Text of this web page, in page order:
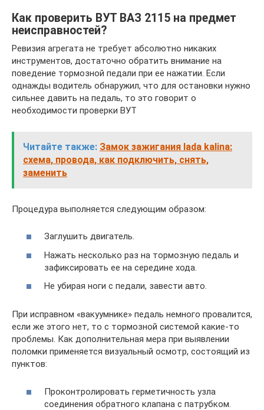
Как проверить ВУТ ВАЗ 2115 на предмет
неисправностей?
Ревизия агрегата не требует абсолютно никаких
инструментов, достаточно обратить внимание на
поведение тормозной педали при ее нажатии. Если
однажды водитель обнаружил, что для остановки нужно
сильнее давить на педаль, то это говорит о
необходимости проверки ВУТ
Читайте также: Замок зажигания lada kalina:
схема, провода, как подключить, снять,
заменить
Процедура выполняется следующим образом:
Заглушить двигатель.
Нажать несколько раз на тормозную педаль и
зафиксировать ее на середине хода.
Не убирая ноги с педали, завести авто.
При исправном «вакуумнике» педаль немного провалится,
если же этого нет, то с тормозной системой какие-то
проблемы. Как дополнительная мера при выявлении
поломки применяется визуальный осмотр, состоящий из
пунктов:
Проконтролировать герметичность узла
соединения обратного клапана с патрубком.